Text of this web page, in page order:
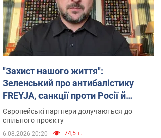
"Захист нашого життя":
Зеленський про антибалістику
FREYJA, санкції проти Росії й
підтримку аграріїв. Відео
Європейські партнери долучаються до
спільного проєкту
6.08.2026 20:20 74,5 т.